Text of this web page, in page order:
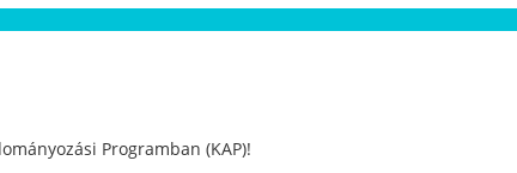
Programban (KAP)!